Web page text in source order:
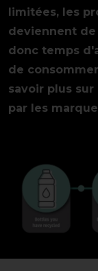
limitées, les
deviennent
donc temps
de
savoir plus
par les